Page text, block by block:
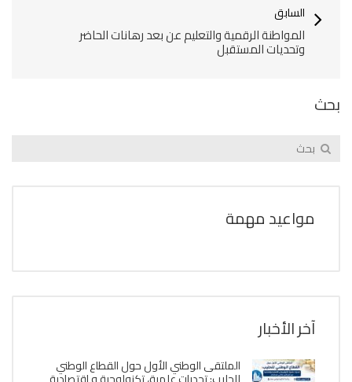
السابق
المواطنة الرقمية والتعليم عن بعد رهانات الحاضر
وتحديات المستقبل
بحث
مواعيد مهمة
آخر الأخبار
الملتقى الوطني الأول حول القطاع الوطني